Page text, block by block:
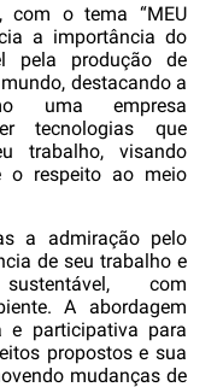
com o tema “MEU
a importância do
pela produção de
destacando a
uma empresa
tecnologias que
trabalho, visando
o respeito ao meio
a admiração pelo
de seu trabalho e
com
A abordagem
e participativa para
propostos e sua
mudanças de